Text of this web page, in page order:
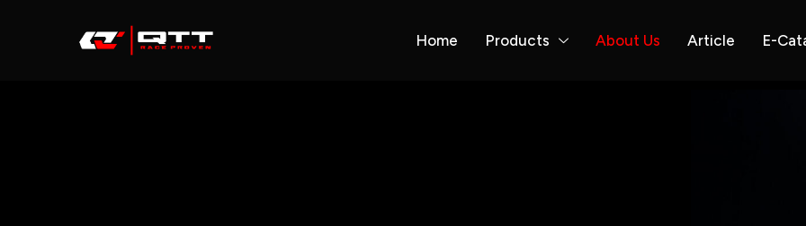
Home Products About Us Article E-